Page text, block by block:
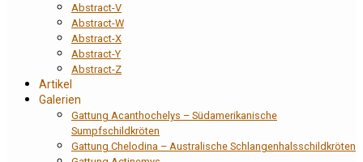
Abstract-V
Abstract-W
Abstract-X
Abstract-Y
Abstract-Z
Artikel
Galerien
Gattung Acanthochelys – Südamerikanische
Sumpfschildkröten
Gattung Chelodina – Australische Schlangenhalsschildkröten